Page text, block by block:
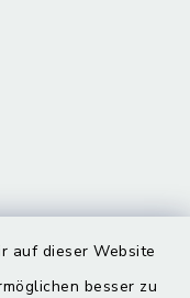
auf dieser Website
besser zu